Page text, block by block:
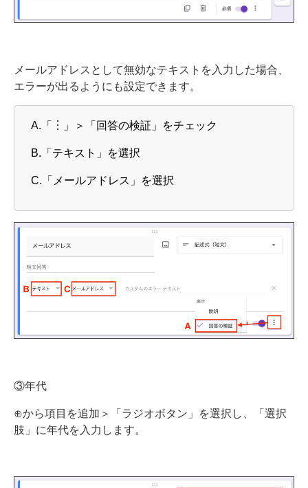
メールアドレスとして無効なテキストを入力した場合、
エラーが出るようにも設定できます。
A.「︙」＞「回答の検証」をチェック
B.「テキスト」を選択
C.「メールアドレス」を選択
③年代
⊕から項目を追加＞「ラジオボタン」を選択し、「選択
肢」に年代を入力します。